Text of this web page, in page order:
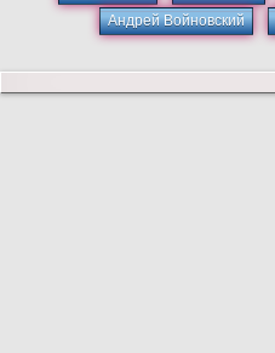
Андрей Войновский